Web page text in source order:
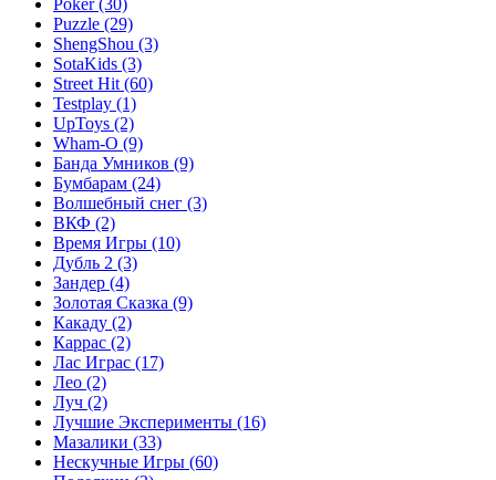
Poker(30)
Puzzle (29)
ShengShou (3)
SotaKids (3)
Street Hit (60)
Testplay (1)
UpToys (2)
Wham-O (9)
Банда Умников (9)
Бумбарам (24)
Волшебный снег (3)
ВКФ (2)
Время Игры (10)
Дубль 2 (3)
Зандер (4)
Золотая Сказка (9)
Какаду (2)
Каррас (2)
Лас Играс (17)
Лео (2)
Луч (2)
Лучшие Эксперименты (16)
Мазалики (33)
Нескучные Игры (60)